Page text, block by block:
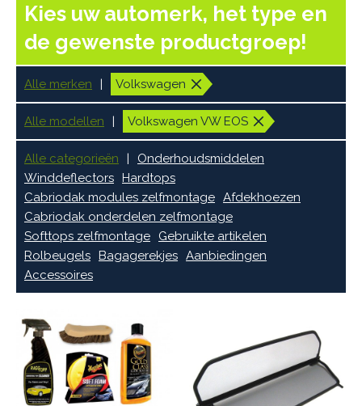
Kies uw automerk, het type en
de gewenste productgroep!
Alle merken Volkswagen
Alle modellen Volkswagen VW EOS
Alle categorieën
Onderhoudsmiddelen
Winddeflectors Hardtops
Cabriodak modules zelfmontage Afdekhoezen
Cabriodak onderdelen zelfmontage
Softtops zelfmontage
Gebruikte artikelen
Rolbeugels Bagagerekjes Aanbiedingen
Accessoires